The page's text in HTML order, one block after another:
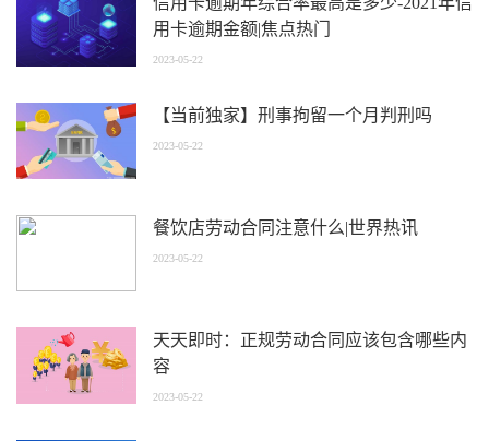
用卡逾期金额|焦点热门
2023-05-22
【当前独家】刑事拘留一个月判刑吗
2023-05-22
餐饮店劳动合同注意什么|世界热讯
2023-05-22
天天即时：正规劳动合同应该包含哪些内
容
2023-05-22